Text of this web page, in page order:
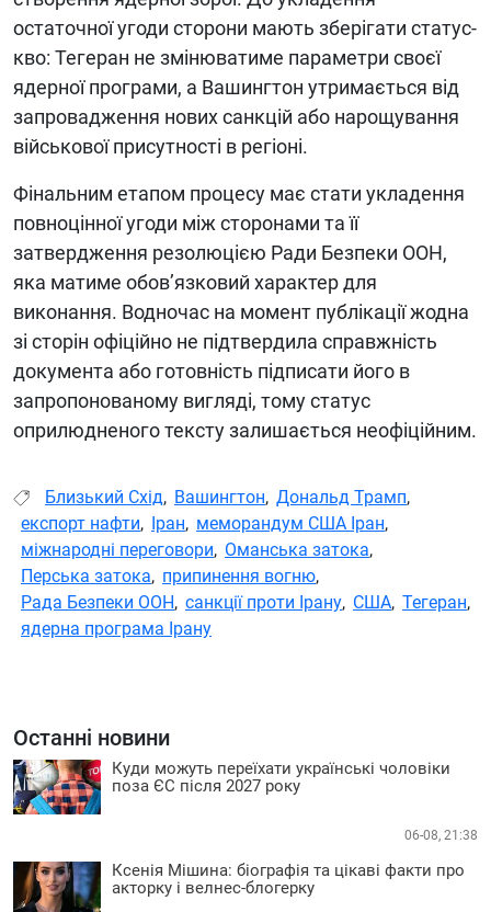
остаточної угоди сторони мають зберігати статус-
кво: Тегеран не змінюватиме параметри своєї
ядерної програми, а Вашингтон утримається від
запровадження нових санкцій або нарощування
військової присутності в регіоні.
Фінальним етапом процесу має стати укладення
повноцінної угоди між сторонами та її
затвердження резолюцією Ради Безпеки ООН,
яка матиме обов’язковий характер для
виконання. Водночас на момент публікації жодна
зі сторін офіційно не підтвердила справжність
документа або готовність підписати його в
запропонованому вигляді, тому статус
оприлюдненого тексту залишається неофіційним.
Близький Схід, Вашингтон, Дональд Трамп,
експорт нафти, Іран, меморандум США Іран,
міжнародні переговори, Оманська затока,
Перська затока, припинення вогню,
Рада Безпеки ООН, санкції проти Ірану, США, Тегеран,
ядерна програма Ірану
Останні новини
Куди можуть переїхати українські чоловіки
поза ЄС після 2027 року
06-08, 21:38
Ксенія Мішина: біографія та цікаві факти про
акторку і велнес-блогерку